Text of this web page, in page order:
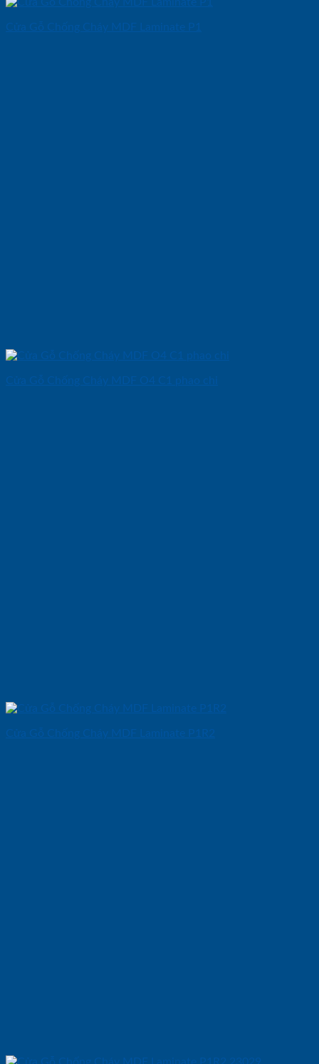
Cửa Gỗ Chống Cháy MDF Laminate P1
Cửa Gỗ Chống Cháy MDF O4 C1 phao chi
Cửa Gỗ Chống Cháy MDF Laminate P1R2